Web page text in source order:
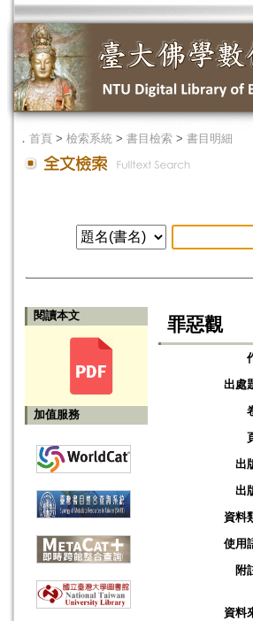
． 首頁 > 檢索系統 > 書目檢索 > 書目明細
閱讀本文
加值服務
罪惡觀
出處
出
出
資料
使用
附
資料